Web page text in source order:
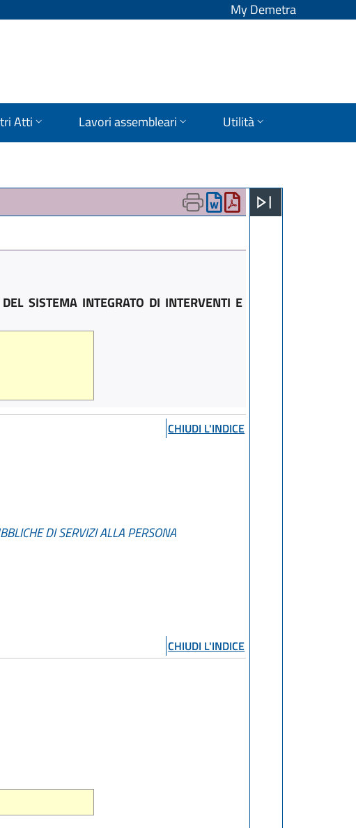
My Demetra
Atti Lavori assembleari Utilità
SISTEMA INTEGRATO DI INTERVENTI E
CHIUDI L'INDICE
DI SERVIZI ALLA PERSONA
CHIUDI L'INDICE